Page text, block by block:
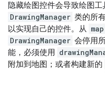
隐藏绘图控件会导致绘图
DrawingManager 类的所
以实现自己的控件。从 map
DrawingManager 会停用
能，必须使用
附加到地图；或者构建新的